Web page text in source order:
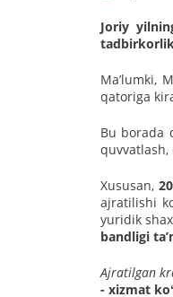
Joriy
Maʼlumki,
qatoriga
Bu borada
Xususan,
ajratilishi
yuridik
bandligi
Ajratilgan
- xizmat